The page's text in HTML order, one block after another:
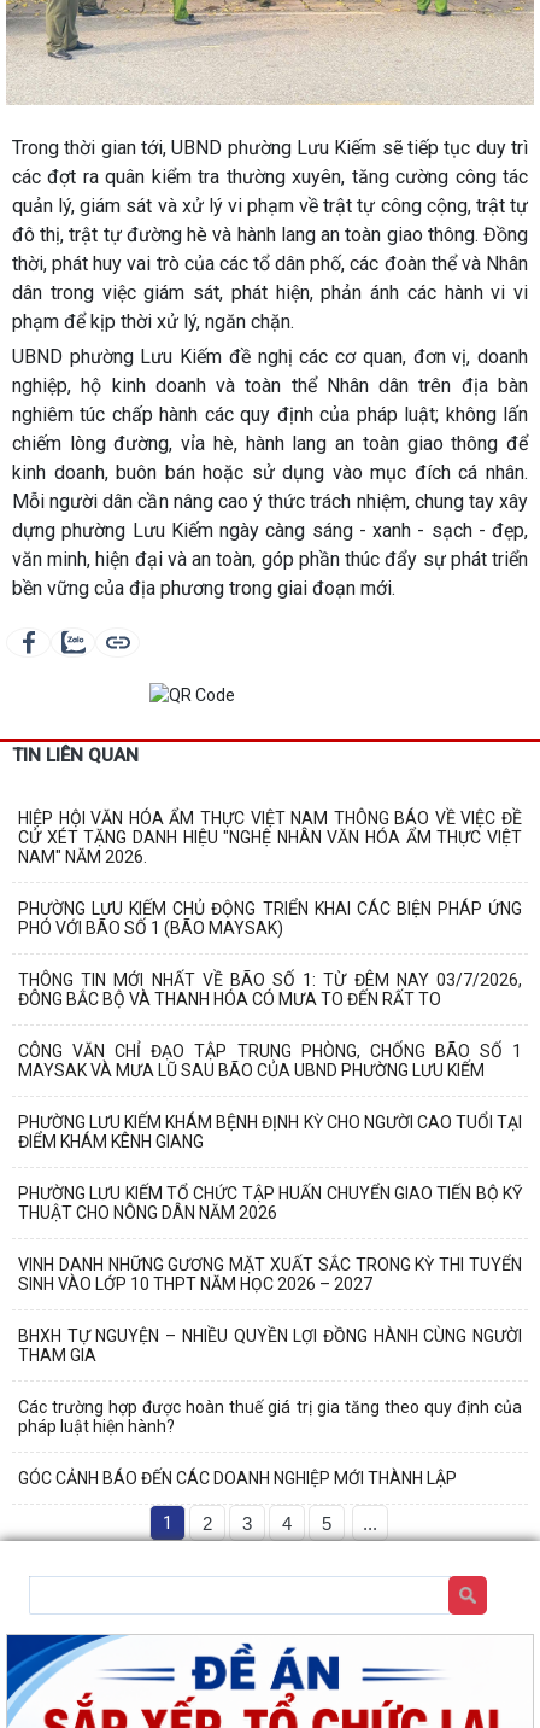
Trong thời gian tới, UBND phường Lưu Kiếm sẽ tiếp tục duy trì
các đợt ra quân kiểm tra thường xuyên, tăng cường công tác
quản lý, giám sát và xử lý vi phạm về trật tự công cộng, trật tự
đô thị, trật tự đường hè và hành lang an toàn giao thông. Đồng
thời, phát huy vai trò của các tổ dân phố, các đoàn thể và Nhân
dân trong việc giám sát, phát hiện, phản ánh các hành vi vi
phạm để kịp thời xử lý, ngăn chặn.
UBND phường Lưu Kiếm đề nghị các cơ quan, đơn vị, doanh
nghiệp, hộ kinh doanh và toàn thể Nhân dân trên địa bàn
nghiêm túc chấp hành các quy định của pháp luật; không lấn
chiếm lòng đường, vỉa hè, hành lang an toàn giao thông để
kinh doanh, buôn bán hoặc sử dụng vào mục đích cá nhân.
Mỗi người dân cần nâng cao ý thức trách nhiệm, chung tay xây
dựng phường Lưu Kiếm ngày càng sáng - xanh - sạch - đẹp,
văn minh, hiện đại và an toàn, góp phần thúc đẩy sự phát triển
bền vững của địa phương trong giai đoạn mới.
TIN LIÊN QUAN
HIỆP HỘI VĂN HÓA ẨM THỰC VIỆT NAM THÔNG BÁO VỀ VIỆC ĐỀ
CỬ XÉT TẶNG DANH HIỆU "NGHỆ NHÂN VĂN HÓA ẨM THỰC VIỆT
NAM" NĂM 2026.
PHƯỜNG LƯU KIẾM CHỦ ĐỘNG TRIỂN KHAI CÁC BIỆN PHÁP ỨNG
PHÓ VỚI BÃO SỐ 1 (BÃO MAYSAK)
THÔNG TIN MỚI NHẤT VỀ BÃO SỐ 1: TỪ ĐÊM NAY 03/7/2026,
ĐÔNG BẮC BỘ VÀ THANH HÓA CÓ MƯA TO ĐẾN RẤT TO
CÔNG VĂN CHỈ ĐẠO TẬP TRUNG PHÒNG, CHỐNG BÃO SỐ 1
MAYSAK VÀ MƯA LŨ SAU BÃO CỦA UBND PHƯỜNG LƯU KIẾM
PHƯỜNG LƯU KIẾM KHÁM BỆNH ĐỊNH KỲ CHO NGƯỜI CAO TUỔI TẠI
ĐIỂM KHÁM KÊNH GIANG
PHƯỜNG LƯU KIẾM TỔ CHỨC TẬP HUẤN CHUYỂN GIAO TIẾN BỘ KỸ
THUẬT CHO NÔNG DÂN NĂM 2026
VINH DANH NHỮNG GƯƠNG MẶT XUẤT SẮC TRONG KỲ THI TUYỂN
SINH VÀO LỚP 10 THPT NĂM HỌC 2026 – 2027
BHXH TỰ NGUYỆN – NHIỀU QUYỀN LỢI ĐỒNG HÀNH CÙNG NGƯỜI
THAM GIA
Các trường hợp được hoàn thuế giá trị gia tăng theo quy định của
pháp luật hiện hành?
GÓC CẢNH BÁO ĐẾN CÁC DOANH NGHIỆP MỚI THÀNH LẬP
1 2 3 4 5 ...